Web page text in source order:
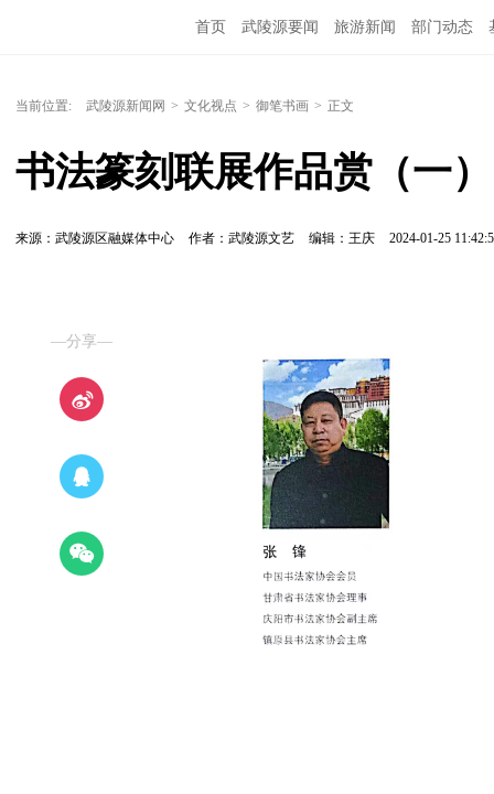
首页 武陵源要闻 旅游新闻 部门动态
当前位置: 武陵源新闻网 > 文化视点 > 御笔书画 > 正文
书法篆刻联展作品赏（一）
来源：​武陵源区融媒体中心 作者：武陵源文艺 编辑：王庆 2024-01-25
—分享—